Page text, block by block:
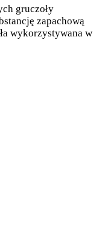
gruczoły
zapachową
wykorzystywana w